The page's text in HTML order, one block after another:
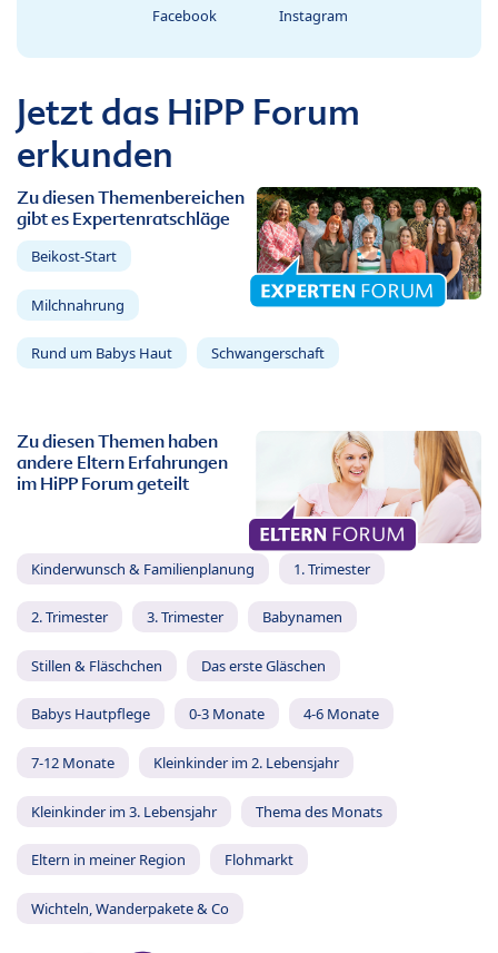
Facebook Instagram
Jetzt das HiPP Forum
erkunden
Zu diesen Themenbereichen
gibt es Expertenratschläge
Beikost-Start
Milchnahrung
Rund um Babys Haut Schwangerschaft
Zu diesen Themen haben
andere Eltern Erfahrungen
im HiPP Forum geteilt
Kinderwunsch & Familienplanung 1. Trimester
2. Trimester 3. Trimester Babynamen
Stillen & Fläschchen Das erste Gläschen
Babys Hautpflege 0-3 Monate 4-6 Monate
7-12 Monate Kleinkinder im 2. Lebensjahr
Kleinkinder im 3. Lebensjahr Thema des Monats
Eltern in meiner Region Flohmarkt
Wichteln, Wanderpakete & Co